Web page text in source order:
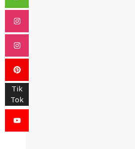
Tik
Tok